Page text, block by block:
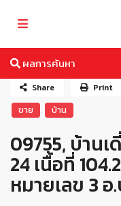
ผลการค้นหา
ขาย บ้าน
09755, บ้าน
24 เนื้อที่
หมายเลข 3 อ
Share Print